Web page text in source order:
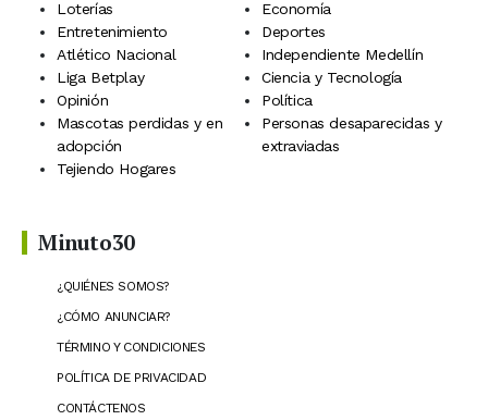
Loterías
Economía
Entretenimiento
Deportes
Atlético Nacional
Independiente Medellín
Liga Betplay
Ciencia y Tecnología
Opinión
Política
Mascotas perdidas y en
adopción
Personas desaparecidas y
extraviadas
Tejiendo Hogares
Minuto30
¿QUIÉNES SOMOS?
¿CÓMO ANUNCIAR?
TÉRMINO Y CONDICIONES
POLÍTICA DE PRIVACIDAD
CONTÁCTENOS